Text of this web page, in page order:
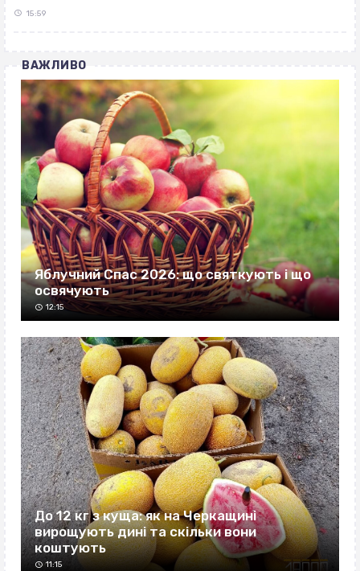
15:59
ВАЖЛИВО
Яблучний Спас 2026: що святкують і що
освячують
12:15
До 12 кг з куща: як на Черкащині
вирощують дині та скільки вони
коштують
11:15